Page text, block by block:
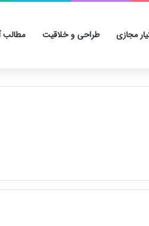
مجازی طراحی و خلاقیت مطالب